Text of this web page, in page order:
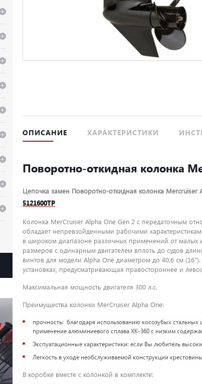
ОПИСАНИЕ ХАРАКТЕРИСТИКИ
Поворотно-откидная колонка
Цепочка замен Поворотно-откидная колонка Mercruiser
5121600TP
Колонка MerCruiser Alpha One Gen 2 с передаточным
обладает непревзойденными рабочими
в широком диапазоне различных применений от малых
размеров с одинарным двигателем вплоть до судов
винтов для модели Alpha One диаметром до 40.6 см
установках, предусматривающая правостороннее и
Максимальная мощность двигателя 300 л.с.
Преимущества колонки MerCruiser Alpha One:
прочность: благодаря использованию косозубых
применение алюминиевого сплава XK-360 с низким
Экспуатационные характеристики: если Вы любитель
Легкость в уходе необслуживаемой конструкции
В коробке вместе с колонкой в комплекте: